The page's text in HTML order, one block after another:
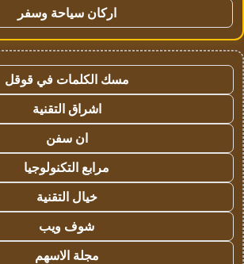
اركان سياحة وسفر
مسك الكلمات في قوقل
اشراق التقنية
ان سفن
مرابع التكنولوجيا
خيال التقنية
شوف ويب
مجلة الاسهم